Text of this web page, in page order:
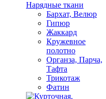
Нарядные ткани
Бархат, Велюр
Гипюр
Жаккард
Кружевное
полотно
Органза, Парча,
Тафта
Трикотаж
Фатин